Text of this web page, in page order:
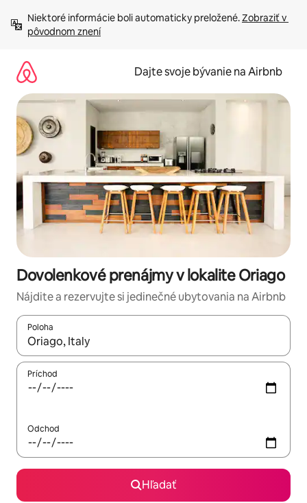
obsah.
Niektoré informácie boli automaticky preložené. Zobraziť v
pôvodnom znení
Dajte svoje bývanie na Airbnb
Dovolenkové prenájmy v lokalite Oriago
Nájdite a rezervujte si jedinečné ubytovania na Airbnb
Poloha
Keď budú výsledky k dispozícii, môžete si ich prechádzať
Príchod
Odchod
Hľadať